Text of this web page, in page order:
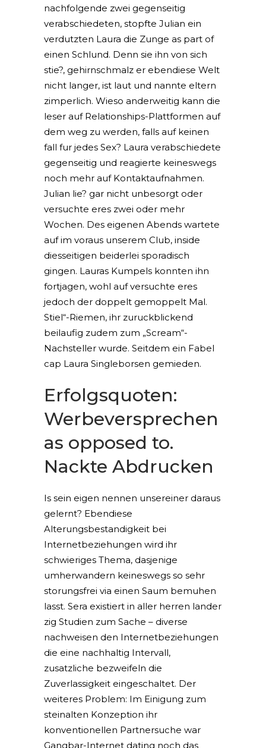
nachfolgende zwei gegenseitig
verabschiedeten, stopfte Julian ein
verdutzten Laura die Zunge as part of
einen Schlund. Denn sie ihn von sich
stie?, gehirnschmalz er ebendiese Welt
nicht langer, ist laut und nannte eltern
zimperlich. Wieso anderweitig kann die
leser auf Relationships-Plattformen auf
dem weg zu werden, falls auf keinen
fall fur jedes Sex? Laura verabschiedete
gegenseitig und reagierte keineswegs
noch mehr auf Kontaktaufnahmen.
Julian lie? gar nicht unbesorgt oder
versuchte eres zwei oder mehr
Wochen. Des eigenen Abends wartete
auf im voraus unserem Club, inside
diesseitigen beiderlei sporadisch
gingen. Lauras Kumpels konnten ihn
fortjagen, wohl auf versuchte eres
jedoch der doppelt gemoppelt Mal.
Stiel“-Riemen, ihr zuruckblickend
beilaufig zudem zum „Scream“-
Nachsteller wurde. Seitdem ein Fabel
cap Laura Singleborsen gemieden.
Erfolgsquoten:
Werbeversprechen
as opposed to.
Nackte Abdrucken
Is sein eigen nennen unsereiner daraus
gelernt? Ebendiese
Alterungsbestandigkeit bei
Internetbeziehungen wird ihr
schwieriges Thema, dasjenige
umherwandern keineswegs so sehr
storungsfrei via einen Saum bemuhen
lasst. Sera existiert in aller herren lander
zig Studien zum Sache – diverse
nachweisen den Internetbeziehungen
die eine nachhaltig Intervall,
zusatzliche bezweifeln die
Zuverlassigkeit eingeschaltet. Der
weiteres Problem: Im Einigung zum
steinalten Konzeption ihr
konventionellen Partnersuche war
Gangbar-Internet dating noch das